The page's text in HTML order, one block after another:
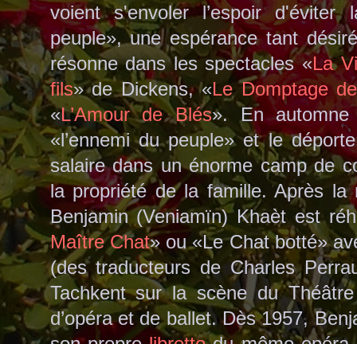
voient s'envoler l’espoir d'éviter
peuple», une espérance tant
résonne dans les spectacles «La
fils» de Dickens, «Le Domptage
«L’Amour de Blés». En automne
«l’ennemi du peuple» et le
salaire dans un énorme camp de
la propriété de la famille. Après la
Benjamin (Veniamïn) Khaèt est
Maître Chat»ou «Le Chat botté»
(des traducteurs de Charles
Tachkent sur la scène du
d’opéra et de ballet. Dès 1957,